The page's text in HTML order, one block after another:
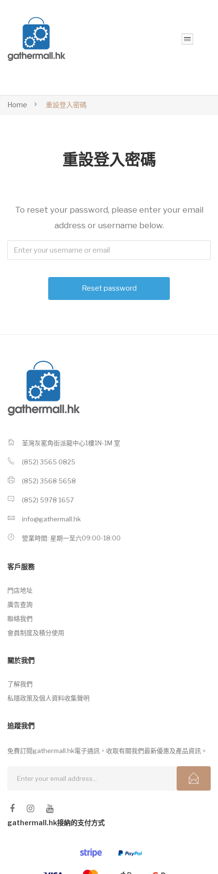
Home 重設登入密碼
重設登入密碼
To reset your password, please enter your email
address or username below.
荃灣灰窰角街派龍中心1樓1N-1M 室
(852) 3565 0825
(852) 3568 5658
(852) 5978 1657
info@gathermall.hk
營業時間: 星期一至六09:00-18:00
客戶服務
門店地址
廣告查詢
聯絡我們
會員制度及積分使用
關於我們
了解我們
私隱政策及個人資料收集聲明
追蹤我們
免費訂閱gathermall.hk電子通訊，收取有關我們最新優惠及產品資訊。
gathermall.hk接納的支付方式